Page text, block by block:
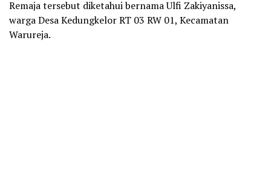
Remaja tersebut diketahui bernama Ulfi Zakiyanissa,
warga Desa Kedungkelor RT 03 RW 01, Kecamatan
Warureja.